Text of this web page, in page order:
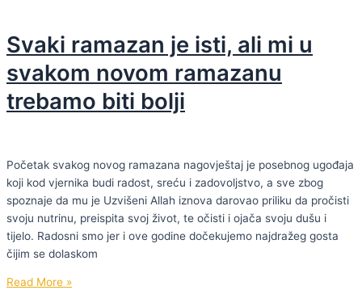
“potrošio”?
Svaki ramazan je isti, ali mi u
svakom novom ramazanu
trebamo biti bolji
Početak svakog novog ramazana nagovještaj je posebnog ugođaja
koji kod vjernika budi radost, sreću i zadovoljstvo, a sve zbog
spoznaje da mu je Uzvišeni Allah iznova darovao priliku da pročisti
svoju nutrinu, preispita svoj život, te očisti i ojača svoju dušu i
tijelo. Radosni smo jer i ove godine dočekujemo najdražeg gosta
čijim se dolaskom
Svaki
Read More »